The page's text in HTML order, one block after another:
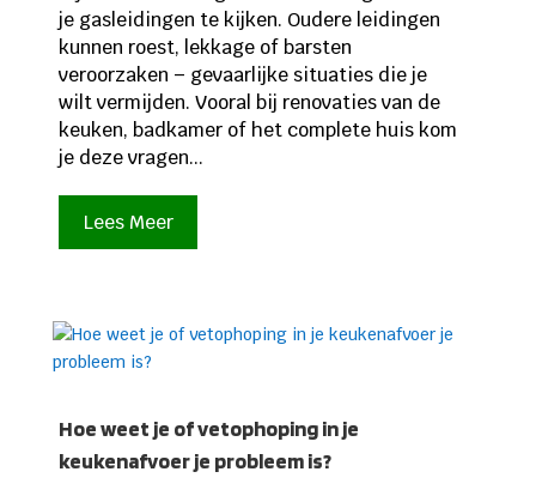
je gasleidingen te kijken. Oudere leidingen
kunnen roest, lekkage of barsten
veroorzaken – gevaarlijke situaties die je
wilt vermijden. Vooral bij renovaties van de
keuken, badkamer of het complete huis kom
je deze vragen...
Lees Meer
Hoe weet je of vetophoping in je
keukenafvoer je probleem is?